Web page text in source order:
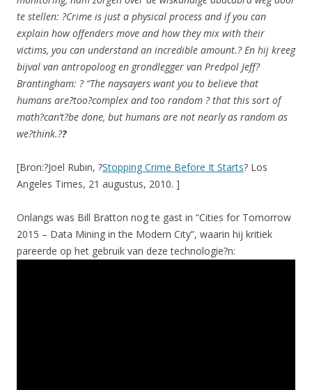
te stellen: ?Crime is just a physical process and if you can
explain how offenders move and how they mix with their
victims, you can understand an incredible amount.? En hij kreeg
bijval van antropoloog en grondlegger van Predpol Jeff?
Brantingham: ? “The naysayers want you to believe that
humans are?too?complex and too random ? that this sort of
math?can’t?be done, but humans are not nearly as random as
we?think.??
[Bron:?Joel Rubin, ?Stopping Crime Before It Starts? Los
Angeles Times, 21 augustus, 2010. ]
Onlangs was Bill Bratton nog te gast in “Cities for Tomorrow
2015 – Data Mining in the Modern City”, waarin hij kritiek
pareerde op het gebruik van deze technologie?n: